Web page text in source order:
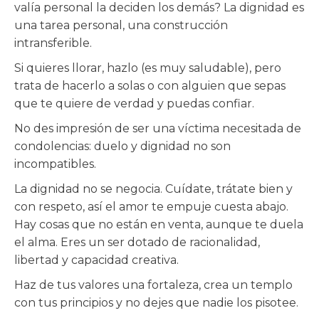
valía personal la deciden los demás? La dignidad es
una tarea personal, una construcción
intransferible.
Si quieres llorar, hazlo (es muy saludable), pero
trata de hacerlo a solas o con alguien que sepas
que te quiere de verdad y puedas confiar.
No des impresión de ser una víctima necesitada de
condolencias: duelo y dignidad no son
incompatibles.
La dignidad no se negocia. Cuídate, trátate bien y
con respeto, así el amor te empuje cuesta abajo.
Hay cosas que no están en venta, aunque te duela
el alma. Eres un ser dotado de racionalidad,
libertad y capacidad creativa.
Haz de tus valores una fortaleza, crea un templo
con tus principios y no dejes que nadie los pisotee.